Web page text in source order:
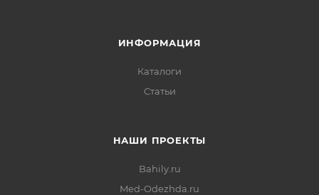
ИНФОРМАЦИЯ
Каталоги
Статьи
НАШИ ПРОЕКТЫ
Bahily.ru
Med-Odezhda.ru